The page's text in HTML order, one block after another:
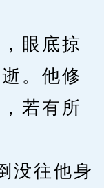
眼底掠
。他修
若有所
往他身